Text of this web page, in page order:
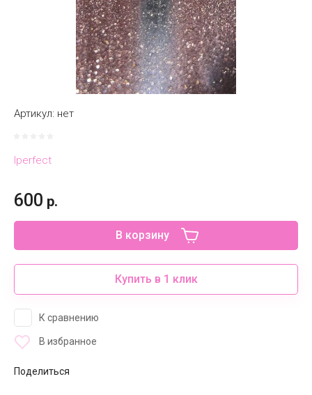
Артикул: нет
Iperfect
600 р.
В корзину
Купить в 1 клик
К сравнению
В избранное
Поделиться